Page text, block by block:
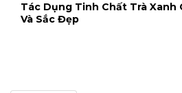
Tác Dụng Tinh Chất Trà Xanh
Và Sắc Đẹp